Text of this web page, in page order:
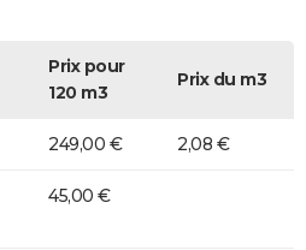
Prix pour
120 m3
Prix du m3
249,00 € 2,08 €
45,00 €